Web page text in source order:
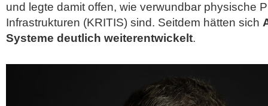
und legte damit offen, wie verwundbar physische
Infrastrukturen (KRITIS) sind. Seitdem hätten sich
Systeme deutlich weiterentwickelt.